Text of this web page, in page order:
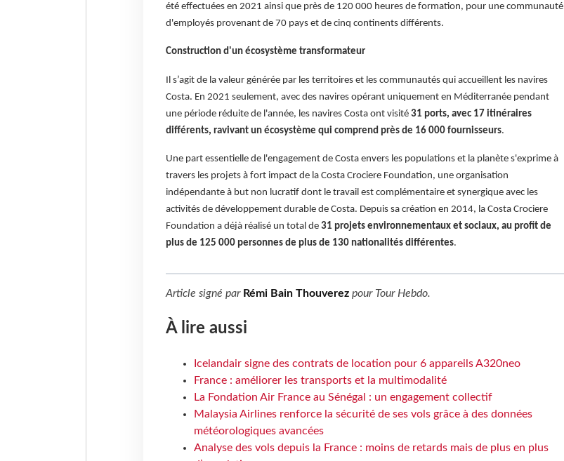
été effectuées en 2021 ainsi que près de 120 000 heures de formation, pour une communauté
d'employés provenant de 70 pays et de cinq continents différents.
Construction d'un écosystème transformateur
Il s’agit de la valeur générée par les territoires et les communautés qui accueillent les navires
Costa. En 2021 seulement, avec des navires opérant uniquement en Méditerranée pendant
une période réduite de l'année, les navires Costa ont visité 31 ports, avec 17 itinéraires
différents, ravivant un écosystème qui comprend près de 16 000 fournisseurs.
Une part essentielle de l'engagement de Costa envers les populations et la planète s'exprime à
travers les projets à fort impact de la Costa Crociere Foundation, une organisation
indépendante à but non lucratif dont le travail est complémentaire et synergique avec les
activités de développement durable de Costa. Depuis sa création en 2014, la Costa Crociere
Foundation a déjà réalisé un total de 31 projets environnementaux et sociaux, au profit de
plus de 125 000 personnes de plus de 130 nationalités différentes.
Article signé par Rémi Bain Thouverezpour Tour Hebdo.
À lire aussi
Icelandair signe des contrats de location pour 6 appareils A320neo
France : améliorer les transports et la multimodalité
La Fondation Air France au Sénégal : un engagement collectif
Malaysia Airlines renforce la sécurité de ses vols grâce à des données
météorologiques avancées
Analyse des vols depuis la France : moins de retards mais de plus en plus